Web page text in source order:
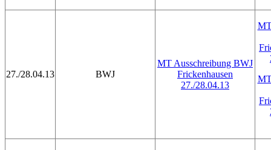
27./28.04.13 BWJ
MT Ausschreibung BWJ
Frickenhausen
27./28.04.13